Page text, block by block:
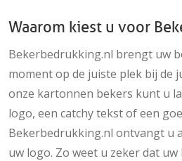
Waarom kiest u voor
Bekerbedrukking.nl brengt uw
moment op de juiste plek bij de
onze kartonnen bekers kunt u
logo, een catchy tekst of een
Bekerbedrukking.nl ontvangt u
uw logo. Zo weet u zeker dat